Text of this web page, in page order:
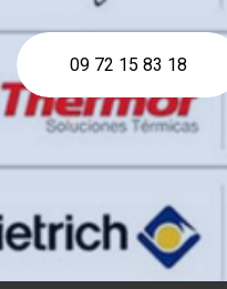
09 72 15 83 18